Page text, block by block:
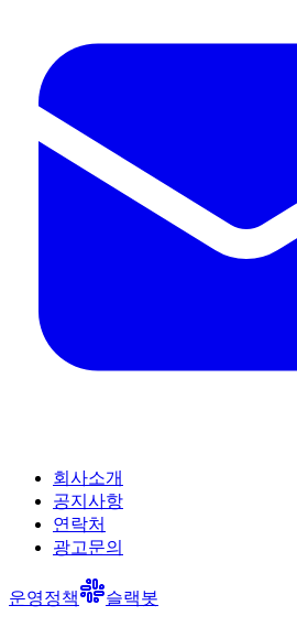
회사소개
공지사항
연락처
광고문의
운영정책 슬랙봇